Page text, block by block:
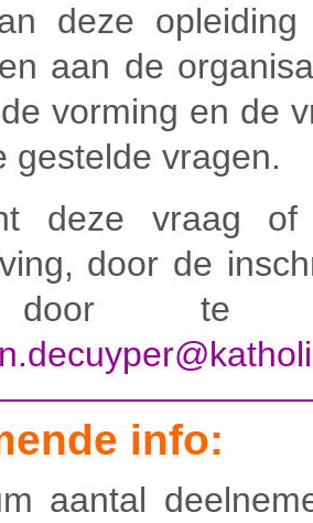
deze
aan de
vorming en de
gestelde vragen.
deze vraag of
door de
te e-
info:
aantal